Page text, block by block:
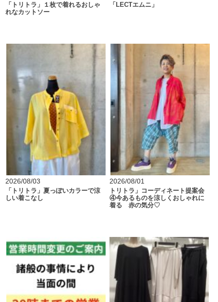
「トリトラ」１枚で着れるおしゃ
れなカットソー
「LECTエムニ」
2026/08/03
「トリトラ」夏っぽいカラーで涼
しい着こなし
2026/08/01
トリトラ」コーディネート提案会
④今あるものを涼しくおしゃれに
着る 赤の気分♡